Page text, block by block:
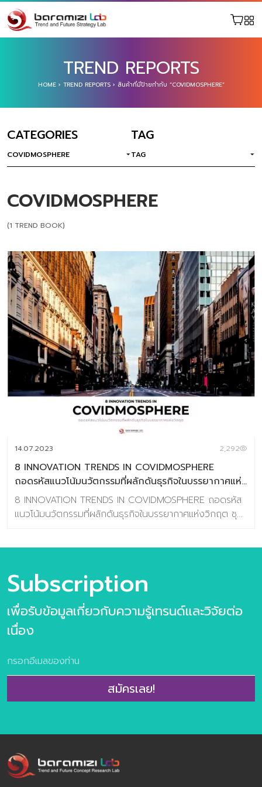
TREND REPORTS
HOME› TREND REPORTS› สินค้าที่มีป้ายกำกับ “COVIDMOSPHERE”
CATEGORIES
COVIDMOSPHERE
TAG
TAG
COVIDMOSPHERE
(1 TREND BOOK)
14.07.2023 2,292
8 INNOVATION TRENDS IN COVIDMOSPHERE
ถอดรหัสแนวโน้มนวัตกรรมที่ผลักดันธุรกิจในบรรยากาศแห่ง
วิกฤต
8 INNOVATION TRENDS IN COVIDMOSPHERE ถอดรหัส
แนวโน้มนวัตกรรมที่ผลักดันธุรกิจในบรรยากาศแห่งวิกฤต ชุด
วัคซีน) การใช้ชีวิตให้ได้ใกล้เคียงเดิมแต่….ระมัดระวังกว่าเดิม…
ปลอดภัยกว่าเดิม จึงกลายเป็นความจำเป็นของชีวิตมนุษย์หลัง
จากนี้ พฤติกรรมที่เปลี่ยนไปที่คนหลายคนเรียกมันว่า “New
Normal” นั้น มองในด้านหนึ่งเหมือน Tsunami ที่เข้ามากวาด
อะไรเดิมๆ ให้ธุรกิจเกิดอุปสรรค ขาดรายได้ ทำกิจการต่างๆ ไป
เรากำลังเกิด “Demand” ใหม่ขึ้นจำนวนมาก โลกกำลัง
ต้องการอะไรก็ได้ที่มาเป็นตัวช่วยให้เราสามารถใช้ชีวิตได้เหมือน
เดิม ใกล้เคียงเดิม หรืออาจจะดีกว่าเดิมให้ได้มากที่สุด “8
Innovation Trends in COVIDMOSPHERE” จะพาคุณไป
คือ 1. เพื่อกระตุ้นและปลุกเร้าตลอดจนจุดประกายให้ผู้นำธุรกิจ
ทุกท่านเ […]
Subscription
เพื่อรับข้อมูลเกี่ยวกับความรู้เทรนด์และวิจัยต่อ
เนื่อง
สมัครเลย!